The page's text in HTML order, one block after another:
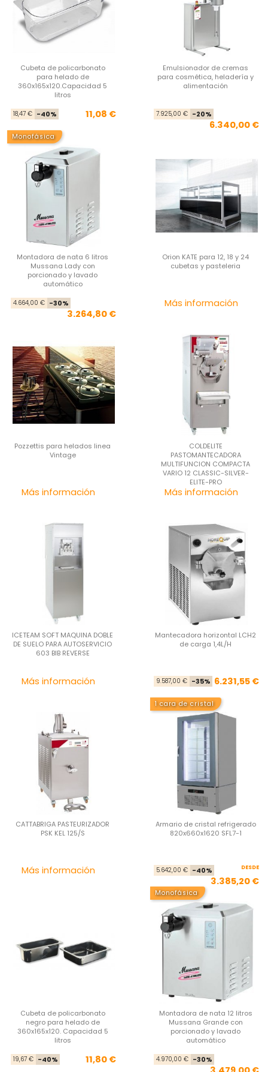
Cubeta de policarbonato
para helado de
360x165x120.Capacidad 5
litros
Precio base
18,47 € -40% Precio
11,08 €
Emulsionador de cremas
para cosmética, heladería y
alimentación
7.925,00 € -20%
6.340,00 €
Monofásica
Montadora de nata 6 litros
Mussana Lady con
porcionado y lavado
automático
4.664,00 € -30%
3.264,80 €
Orion KATE para 12, 18 y 24
cubetas y pasteleria
Más información
Pozzettis para helados linea
Vintage
Más información
COLDELITE
PASTOMANTECADORA
MULTIFUNCION COMPACTA
VARIO 12 CLASSIC-SILVER-
ELITE-PRO
Más información
ICETEAM SOFT MAQUINA DOBLE
DE SUELO PARA AUTOSERVICIO
603 BIB REVERSE
Más información
Mantecadora horizontal LCH2
de carga 1,4L/H
9.587,00 € -35% 6.231,55 €
CATTABRIGA PASTEURIZADOR
PSK KEL 125/S
Más información
1 cara de cristal
Armario de cristal refrigerado
820x660x1620 SFL7-1
5.642,00 € -40% DESDE
3.385,20 €
Cubeta de policarbonato
negro para helado de
360x165x120. Capacidad 5
litros
Precio base
19,67 € -40% Precio
11,80 €
Monofásica
Montadora de nata 12 litros
Mussana Grande con
porcionado y lavado
automático
4.970,00 € -30%